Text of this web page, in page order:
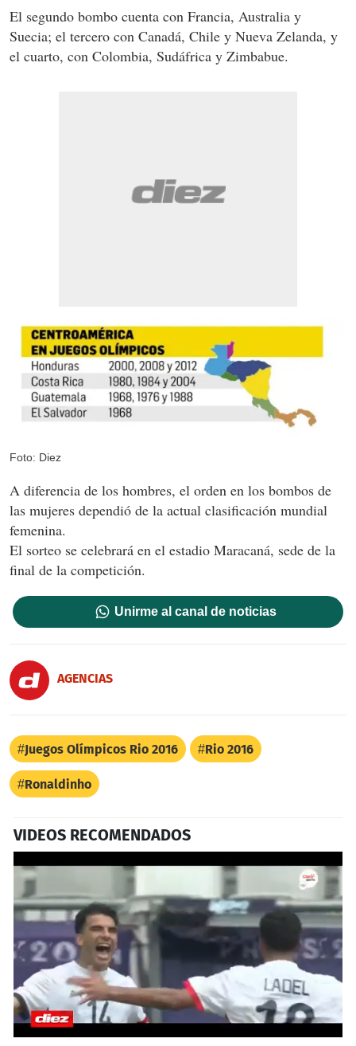
El segundo bombo cuenta con Francia, Australia y
Suecia; el tercero con Canadá, Chile y Nueva Zelanda, y
el cuarto, con Colombia, Sudáfrica y Zimbabue.
Foto: Diez
A diferencia de los hombres, el orden en los bombos de
las mujeres dependió de la actual clasificación mundial
femenina.
El sorteo se celebrará en el estadio Maracaná, sede de la
final de la competición.
Unirme al canal de noticias
AGENCIAS
Juegos Olímpicos Rio 2016 Rio 2016
Ronaldinho
VIDEOS RECOMENDADOS